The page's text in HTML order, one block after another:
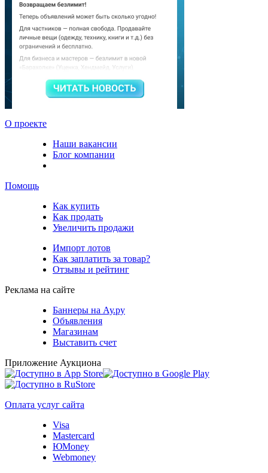
О проекте
Наши вакансии
Блог компании
Помощь
Как купить
Как продать
Увеличить продажи
Импорт лотов
Как заплатить за товар?
Отзывы и рейтинг
Реклама на сайте
Баннеры на Ау.ру
Объявления
Магазинам
Выставить счет
Приложение Аукциона
Оплата услуг сайта
Visa
Mastercard
ЮMoney
Webmoney